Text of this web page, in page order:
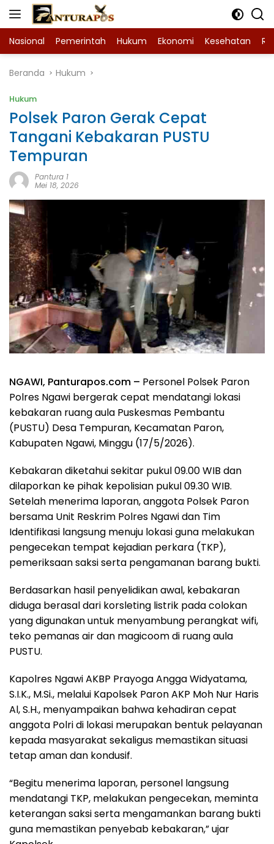
Langsung
Nasional Pemerintah Hukum Ekonomi Kesehatan
Beranda Hukum
Hukum
Polsek Paron Gerak Cepat
Tangani Kebakaran PUSTU
Tempuran
Pantura 1
Mei 18, 2026
NGAWI, Panturapos.com – Personel Polsek Paron
Polres Ngawi bergerak cepat mendatangi lokasi
kebakaran ruang aula Puskesmas Pembantu
(PUSTU) Desa Tempuran, Kecamatan Paron,
Kabupaten Ngawi, Minggu (17/5/2026).
Kebakaran diketahui sekitar pukul 09.00 WIB dan
dilaporkan ke pihak kepolisian pukul 09.30 WIB.
Setelah menerima laporan, anggota Polsek Paron
bersama Unit Reskrim Polres Ngawi dan Tim
Identifikasi langsung menuju lokasi guna melakukan
pengecekan tempat kejadian perkara (TKP),
pemeriksaan saksi serta pengamanan barang bukti.
Berdasarkan hasil penyelidikan awal, kebakaran
diduga berasal dari korsleting listrik pada colokan
yang digunakan untuk menyambung perangkat wifi,
teko pemanas air dan magicoom di ruang aula
PUSTU.
Kapolres Ngawi AKBP Prayoga Angga Widyatama,
S.I.K., M.Si., melalui Kapolsek Paron AKP Moh Nur Haris
Al, S.H., menyampaikan bahwa kehadiran cepat
anggota Polri di lokasi merupakan bentuk pelayanan
kepada masyarakat sekaligus memastikan situasi
tetap aman dan kondusif.
“Begitu menerima laporan, personel langsung
mendatangi TKP, melakukan pengecekan, meminta
keterangan saksi serta mengamankan barang bukti
guna memastikan penyebab kebakaran,” ujar